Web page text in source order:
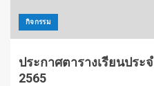
กิจกรรม
ประกาศตารางเรียนประ
2565